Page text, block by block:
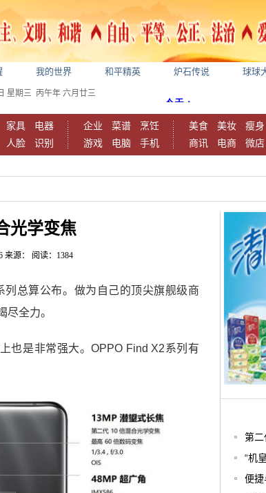
我的世界 和平精英 炉石传说 球球
星期三 丙午年 六月廿三
家具
电器
人脸 识别
企业 菜谱
烹饪
游戏
电脑 手机
美食 美妆
瘦身
商讯
电商 微店
光学变焦
来源： 阅读：1384
总算公布。做为自己的顶尖旗舰级商
全力。
也是非常强大。OPPO Find X2系列有
第二
“机
便捷